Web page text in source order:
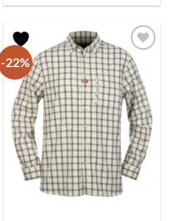
-22%